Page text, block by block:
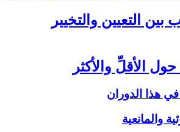
بين التعيين والتخيير
الأقلِّ والأكثر